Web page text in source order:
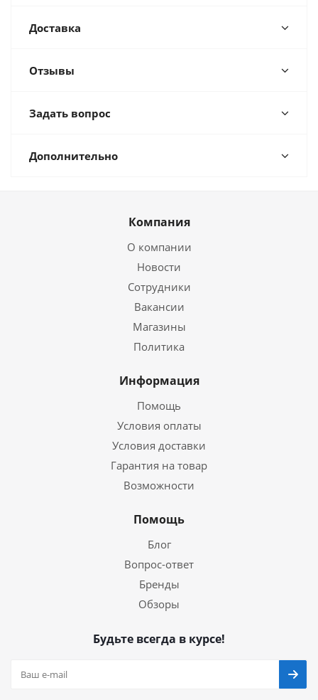
Доставка
Отзывы
Задать вопрос
Дополнительно
Компания
О компании
Новости
Сотрудники
Вакансии
Магазины
Политика
Информация
Помощь
Условия оплаты
Условия доставки
Гарантия на товар
Возможности
Помощь
Блог
Вопрос-ответ
Бренды
Обзоры
Будьте всегда в курсе!